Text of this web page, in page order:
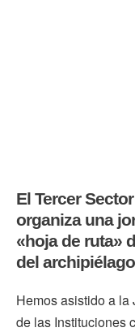
El Tercer
organiza una
«hoja de ruta»
del archipiélago
Hemos asistido a
de las Instituciones